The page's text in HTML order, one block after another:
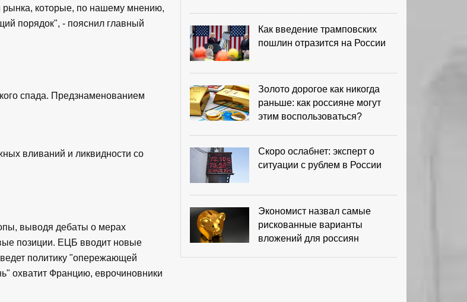
рынка, которые, по нашему мнению,
порядок", - пояснил главный
спада. Предзнаменованием
вливаний и ликвидности со
выводя дебаты о мерах
позиции. ЕЦБ вводит новые
политику "опережающей
охватит Францию, еврочиновники
Как введение трамповских
пошлин отразится на России
Золото дорогое как никогда
раньше: как россияне могут
этим воспользоваться?
Скоро ослабнет: эксперт о
ситуации с рублем в России
Экономист назвал самые
рискованные варианты
вложений для россиян